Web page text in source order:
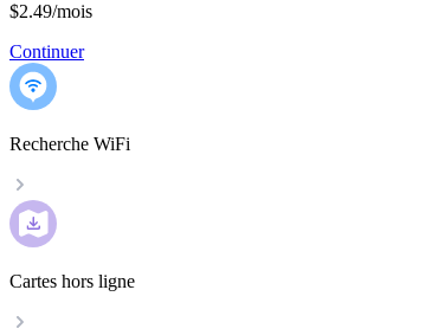
$2.49/mois
Continuer
Recherche WiFi
Cartes hors ligne